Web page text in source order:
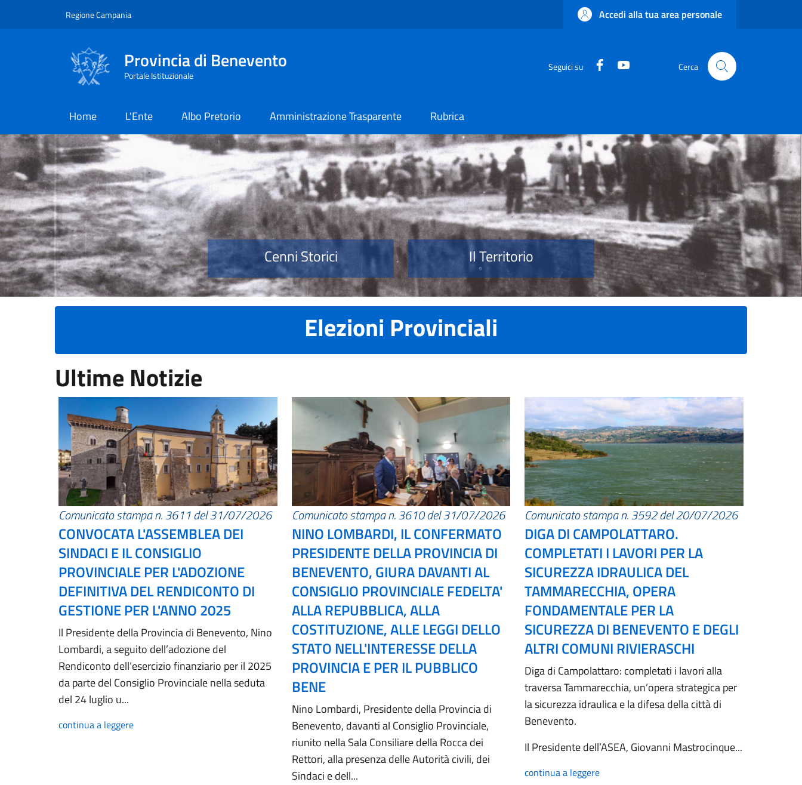
Regione Campania Accedi alla tua area personale
Provincia di Benevento
Portale Istituzionale
Seguici su Facebook Cerca
Home L'Ente Albo Pretorio Amministrazione Trasparente Rubrica
Provincia di Benevento
Cenni Storici Il Territorio
Elezioni Provinciali
Ultime Notizie
Comunicato stampa n. 3611 del 31/07/2026
CONVOCATA L'ASSEMBLEA DEI
SINDACI E IL CONSIGLIO
PROVINCIALE PER L'ADOZIONE
DEFINITIVA DEL RENDICONTO DI
GESTIONE PER L'ANNO 2025
Il Presidente della Provincia di Benevento, Nino
Lombardi, a seguito dell’adozione del
Rendiconto dell’esercizio finanziario per il 2025
da parte del Consiglio Provinciale nella seduta
del 24 luglio u...
continua a leggere
Comunicato stampa n. 3610 del 31/07/2026
NINO LOMBARDI, IL CONFERMATO
PRESIDENTE DELLA PROVINCIA DI
BENEVENTO, GIURA DAVANTI AL
CONSIGLIO PROVINCIALE FEDELTA'
ALLA REPUBBLICA, ALLA
COSTITUZIONE, ALLE LEGGI DELLO
STATO NELL'INTERESSE DELLA
PROVINCIA E PER IL PUBBLICO
BENE
Nino Lombardi, Presidente della Provincia di
Benevento, davanti al Consiglio Provinciale,
riunito nella Sala Consiliare della Rocca dei
Rettori, alla presenza delle Autorità civili, dei
Sindaci e dell...
Comunicato stampa n. 3592 del 20/07/2026
DIGA DI CAMPOLATTARO.
COMPLETATI I LAVORI PER LA
SICUREZZA IDRAULICA DEL
TAMMARECCHIA, OPERA
FONDAMENTALE PER LA
SICUREZZA DI BENEVENTO E DEGLI
ALTRI COMUNI RIVIERASCHI
Diga di Campolattaro: completati i lavori alla
traversa Tammarecchia, un’opera strategica per
la sicurezza idraulica e la difesa della città di
Benevento.
Il Presidente dell’ASEA, Giovanni Mastrocinque...
continua a leggere